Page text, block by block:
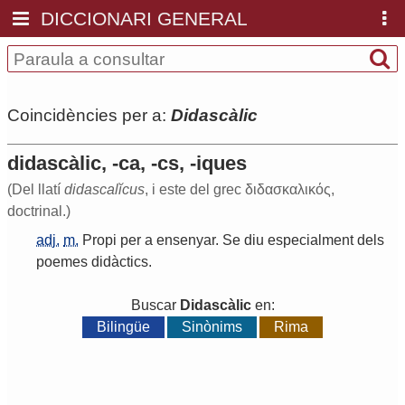
DICCIONARI GENERAL
Coincidències per a: Didascàlic
didascàlic, -ca, -cs, -iques
(Del llatí didascalĭcus, i este del grec διδασκαλικός,
doctrinal.)
adj. m. Propi per a ensenyar. Se diu especialment dels
poemes didàctics.
Buscar Didascàlicen:
Bilingüe
Sinònims Rima